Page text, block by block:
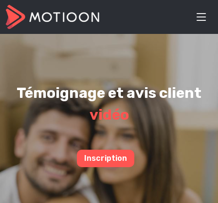
Témoignage et avis client
vidéo
Inscription